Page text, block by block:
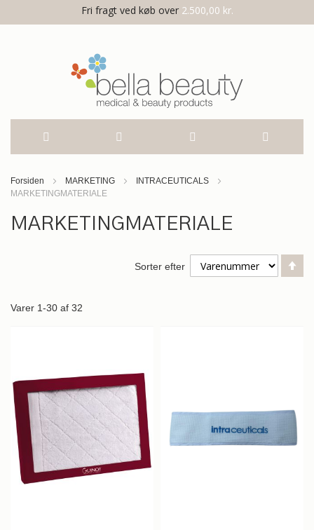
Fri fragt ved køb over 2.500,00 kr.
to
Content
Forsiden MARKETING
INTRACEUTICALS
MARKETINGMATERIALE
MARKETINGMATERIALE
Varer 1-30 af 32
Sorter efter